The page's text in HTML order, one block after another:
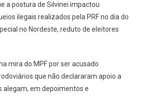
a postura de Silvinei impactou
ilegais realizados pela PRF no dia do
no Nordeste, reduto de eleitores
mira do MPF por ser acusado
que não declararam apoio a
alegam, em depoimentos e